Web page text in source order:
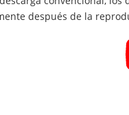
después de la